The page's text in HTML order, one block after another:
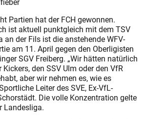
Partien hat der FCH gewonnen.
ist aktuell punktgleich mit dem TSV
an der Fils ist die anstehende WFV-
am 11. April gegen den Oberligisten
SGV Freiberg. „Wir hätten natürlich
den SSV Ulm oder den VfR
aber wir nehmen es, wie es
Leiter des SVE, Ex-VfL-
Die volle Konzentration gelte
Landesliga.